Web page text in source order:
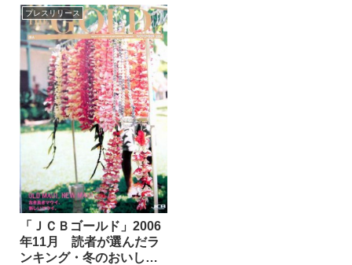
プレスリリース
「ＪＣＢゴールド」2006
年11月 読者が選んだラ
ンキング・冬のおいしい